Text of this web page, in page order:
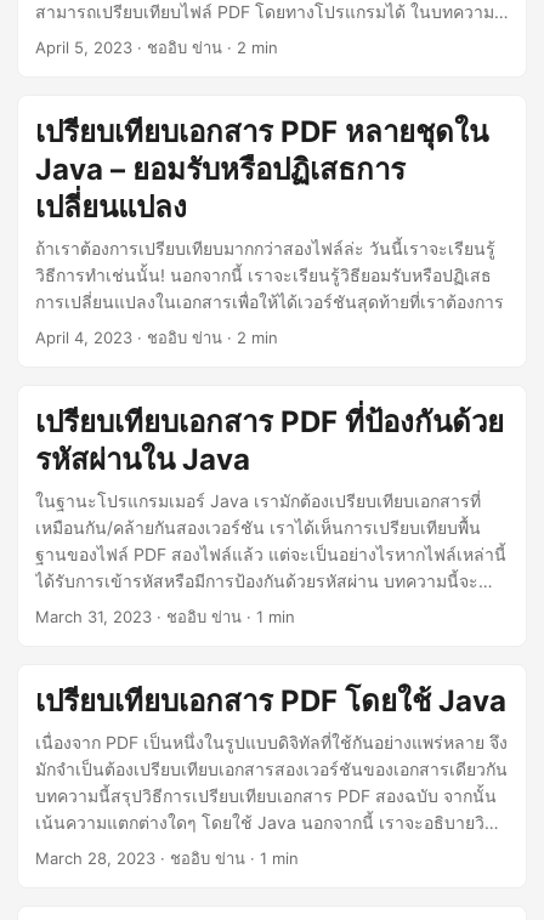
สามารถเปรียบเทียบไฟล์ PDF โดยทางโปรแกรมได้ ในบทความนี้
เราจะแสดงวิธีเปรียบเทียบไฟล์ PDF สองไฟล์โดยใช้โค้ด Java ที
ยอมรับหรือปฏิเสธการเปลี่ยนแปลงใดๆ ที่ระบุ
April 5, 2023 · ชออิบ ข่าน · 2 min
เปรียบเทียบเอกสาร PDF หลายชุดใน
Java – ยอมรับหรือปฏิเสธการ
เปลี่ยนแปลง
ถ้าเราต้องการเปรียบเทียบมากกว่าสองไฟล์ล่ะ วันนี้เราจะเรียนรู้
วิธีการทำเช่นนั้น! นอกจากนี้ เราจะเรียนรู้วิธียอมรับหรือปฏิเสธ
การเปลี่ยนแปลงในเอกสารเพื่อให้ได้เวอร์ชันสุดท้ายที่เราต้องการ
April 4, 2023 · ชออิบ ข่าน · 2 min
เปรียบเทียบเอกสาร PDF ที่ป้องกันด้วย
รหัสผ่านใน Java
ในฐานะโปรแกรมเมอร์ Java เรามักต้องเปรียบเทียบเอกสารที่
เหมือนกัน/คล้ายกันสองเวอร์ชัน เราได้เห็นการเปรียบเทียบพื้น
ฐานของไฟล์ PDF สองไฟล์แล้ว แต่จะเป็นอย่างไรหากไฟล์เหล่านี้
ได้รับการเข้ารหัสหรือมีการป้องกันด้วยรหัสผ่าน บทความนี้จะ
สำรวจวิธีเปรียบเทียบเอกสาร PDF ที่ป้องกันด้วยรหัสผ่านสอง
March 31, 2023 · ชออิบ ข่าน · 1 min
เปรียบเทียบเอกสาร PDF โดยใช้ Java
เนื่องจาก PDF เป็นหนึ่งในรูปแบบดิจิทัลที่ใช้กันอย่างแพร่หลาย จึง
มักจำเป็นต้องเปรียบเทียบเอกสารสองเวอร์ชันของเอกสารเดียวกัน
บทความนี้สรุปวิธีการเปรียบเทียบเอกสาร PDF สองฉบับ จากนั้น
เน้นความแตกต่างใดๆ โดยใช้ Java นอกจากนี้ เราจะอธิบายวิธี
การเปรียบเทียบไฟล์ PDF ที่ป้องกันด้วยรหัสผ่าน ยอมรับหรือ
March 28, 2023 · ชออิบ ข่าน · 1 min